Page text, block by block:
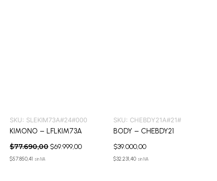
SKU: SLEKIM73A#24#000
KIMONO – LFLKIM73A
$77.690,00 $69.999,00
$57.850,41 sin IVA
SKU: CHEBDY21A#21#
BODY – CHEBDY21
$39.000,00
$32.231,40 sin IVA